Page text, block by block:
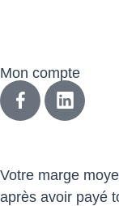
Mon compte
Votre marge
après avoir payé